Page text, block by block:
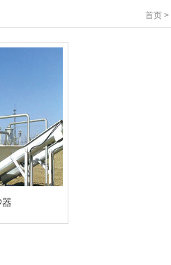
首页 >